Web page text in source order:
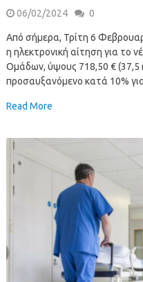
06/02/2024 0
Από σήμερα, Τρίτη 6
η ηλεκτρονική αίτηση για το
Ομάδων, ύψους 718,50 € (37,5
προσαυξανόμενο κατά 10%
Read More